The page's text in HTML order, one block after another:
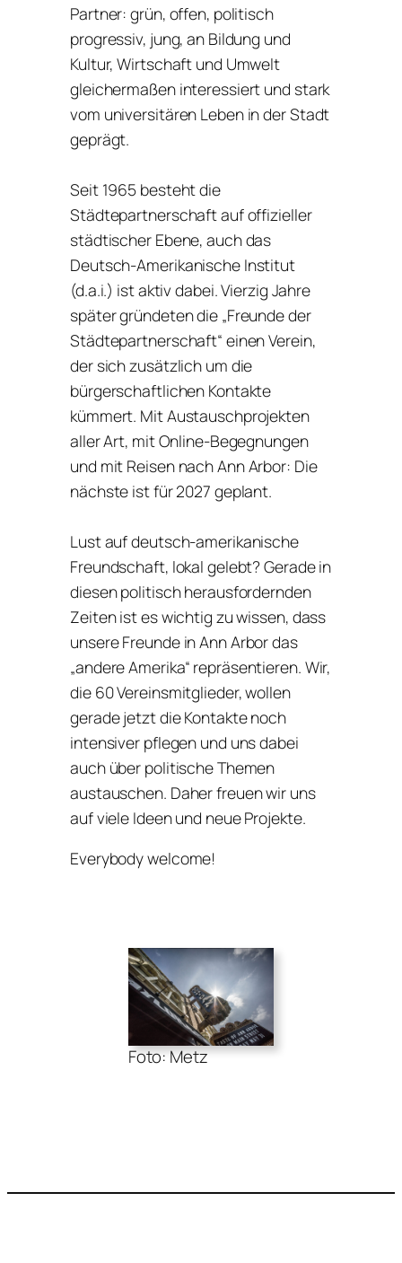
Partner: grün, offen, politisch
progressiv, jung, an Bildung und
Kultur, Wirtschaft und Umwelt
gleichermaßen interessiert und stark
vom universitären Leben in der Stadt
geprägt.
Seit 1965 besteht die
Städtepartnerschaft auf offizieller
städtischer Ebene, auch das
Deutsch-Amerikanische Institut
(d.a.i.) ist aktiv dabei. Vierzig Jahre
später gründeten die „Freunde der
Städtepartnerschaft“ einen Verein,
der sich zusätzlich um die
bürgerschaftlichen Kontakte
kümmert. Mit Austauschprojekten
aller Art, mit Online-Begegnungen
und mit Reisen nach Ann Arbor: Die
nächste ist für 2027 geplant.
Lust auf deutsch-amerikanische
Freundschaft, lokal gelebt? Gerade in
diesen politisch herausfordernden
Zeiten ist es wichtig zu wissen, dass
unsere Freunde in Ann Arbor das
„andere Amerika“ repräsentieren. Wir,
die 60 Vereinsmitglieder, wollen
gerade jetzt die Kontakte noch
intensiver pflegen und uns dabei
auch über politische Themen
austauschen. Daher freuen wir uns
auf viele Ideen und neue Projekte.
Everybody welcome!
Foto: Metz